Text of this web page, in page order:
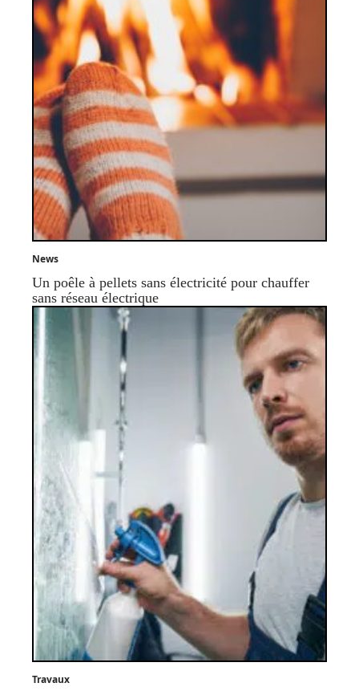
News
Un poêle à pellets sans électricité pour chauffer
sans réseau électrique
Travaux